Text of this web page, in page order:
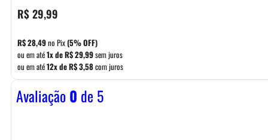
R$29,99
R$28,49no Pix(5% OFF)
ou em até1x deR$29,99sem juros
ou em até12x deR$3,58com juros
Avaliação0 de 5